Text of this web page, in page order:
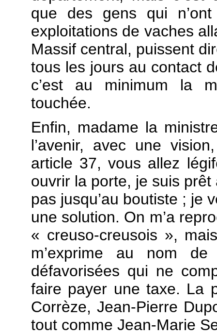
que des gens qui
exploitations de vaches
Massif central, puissent
tous les jours au contact
c’est au minimum la
touchée.
Enfin, madame la
l’avenir, avec une
article 37, vous allez
ouvrir la porte, je suis
pas jusqu’au boutiste ; je
une solution. On m’a
« creuso-creusois »,
m’exprime au nom
défavorisées qui ne
faire payer une taxe. La
Corrèze, Jean-Pierre
tout comme Jean-Marie